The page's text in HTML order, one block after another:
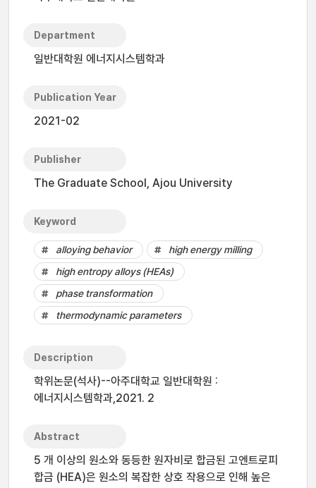
Department
일반대학원 에너지시스템학과
Publication Year
2021-02
Publisher
The Graduate School, Ajou University
Keyword
alloying behavior
high energy milling
high entropy alloys (HEAs)
phase transformation
thermodynamic parameters
Description
학위논문(석사)--아주대학교 일반대학원 :
에너지시스템학과,2021. 2
Abstract
5 개 이상의 원소와 동등한 원자비로 합금된 고엔트로피
합금 (HEA)은 원소의 복잡한 상호 작용으로 인해 높은